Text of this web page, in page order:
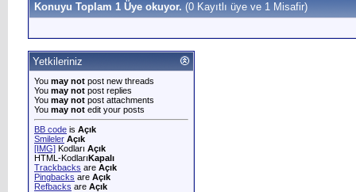
Konuyu Toplam 1 Üye okuyor. (0 Kayıtlı üye ve 1 Misafir)
Yetkileriniz
You may not post new threads
You may not post replies
You may not post attachments
You may not edit your posts
BB code is Açık
Smileler Açık
[IMG] Kodları Açık
HTML-KodlarıKapalı
Trackbacks are Açık
Pingbacks are Açık
Refbacks are Açık